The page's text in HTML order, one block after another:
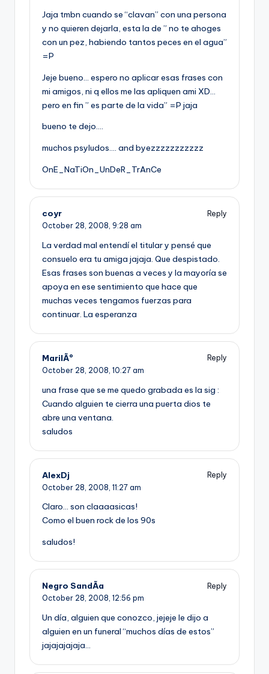
Jaja tmbn cuando se “clavan” con una persona
y no quieren dejarla, esta la de ” no te ahoges
con un pez, habiendo tantos peces en el agua”
=P
Jeje bueno… espero no aplicar esas frases con
mi amigos, ni q ellos me las apliquen ami XD…
pero en fin ” es parte de la vida” =P jaja
bueno te dejo….
muchos psyludos…. and byezzzzzzzzzzz
OnE_NaTiOn_UnDeR_TrAnCe
coyr
Reply
October 28, 2008, 9:28 am
La verdad mal entendí­ el titular y pensé que
consuelo era tu amiga jajaja. Que despistado.
Esas frases son buenas a veces y la mayorí­a se
apoya en ese sentimiento que hace que
muchas veces tengamos fuerzas para
continuar. La esperanza
MarilÃº
Reply
October 28, 2008, 10:27 am
una frase que se me quedo grabada es la sig :
Cuando alguien te cierra una puerta dios te
abre una ventana.
saludos
AlexDj
Reply
October 28, 2008, 11:27 am
Claro… son claaaasicas!
Como el buen rock de los 90s
saludos!
Negro SandÃ­a
Reply
October 28, 2008, 12:56 pm
Un dí­a, alguien que conozco, jejeje le dijo a
alguien en un funeral “muchos dí­as de estos”
jajajajajaja…